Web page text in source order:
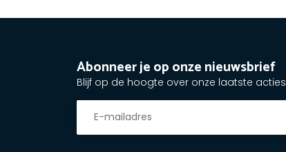
Abonneer je op onze nieuwsbrief
Blijf op de hoogte over onze laatste acties